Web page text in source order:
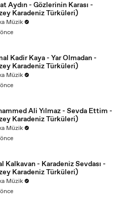
Aydın - Gözlerinin Karası -
Karadeniz Türküleri)
Müzik
Kadir Kaya - Yar Olmadan -
Karadeniz Türküleri)
Müzik
Ali Yılmaz - Sevda Ettim -
Karadeniz Türküleri)
Müzik
Kalkavan - Karadeniz Sevdası -
Karadeniz Türküleri)
Müzik